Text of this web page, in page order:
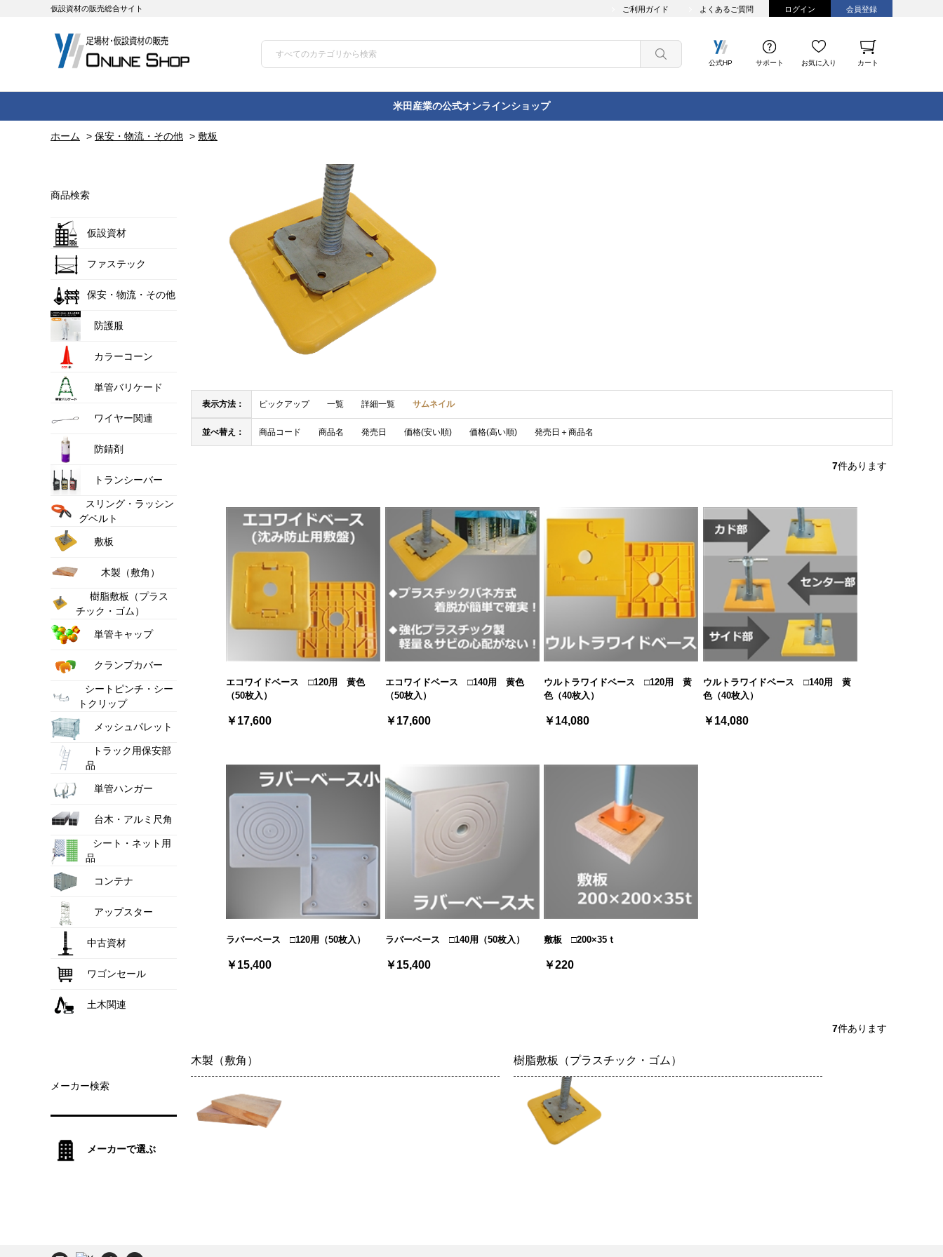
仮設資材の販売総合サイト ご利用ガイド よくあるご質問 ログイン 会員登録
公式HP サポート お気に入り カート
米田産業の公式オンラインショップ
ホーム > 保安・物流・その他 > 敷板
商品検索
仮設資材
ファステック
保安・物流・その他
防護服
カラーコーン
単管バリケード
ワイヤー関連
防錆剤
トランシーバー
スリング・ラッシン
グベルト
敷板
木製（敷角）
樹脂敷板（プラス
チック・ゴム）
単管キャップ
クランプカバー
シートピンチ・シー
トクリップ
メッシュパレット
トラック用保安部
品
単管ハンガー
台木・アルミ尺角
シート・ネット用
品
コンテナ
アップスター
中古資材
ワゴンセール
土木関連
メーカー検索
メーカーで選ぶ
表示方法： ピックアップ 一覧 詳細一覧 サムネイル
並べ替え： 商品コード 商品名 発売日 価格(安い順) 価格(高い順) 発売日＋商品名
7件あります
エコワイドベース □120用 黄色
（50枚入）
￥17,600
エコワイドベース □140用 黄色
（50枚入）
￥17,600
ウルトラワイドベース □120用 黄
色（40枚入）
￥14,080
ウルトラワイドベース □140用 黄
色（40枚入）
￥14,080
ラバーベース □120用（50枚入）
￥15,400
ラバーベース □140用（50枚入）
￥15,400
敷板 □200×35ｔ
￥220
7件あります
木製（敷角） 樹脂敷板（プラスチック・ゴム）